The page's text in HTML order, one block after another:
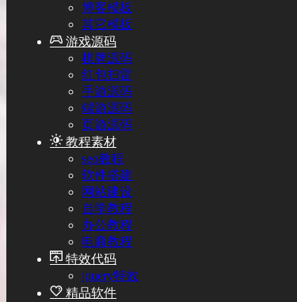
博客模板
其它模板
游戏源码
棋牌源码
红包扫雷
手游源码
端游源码
页游源码
教程素材
seo教程
软件搭建
网站建设
自学教程
办公教程
电商教程
特效代码
jquery特效
精品软件